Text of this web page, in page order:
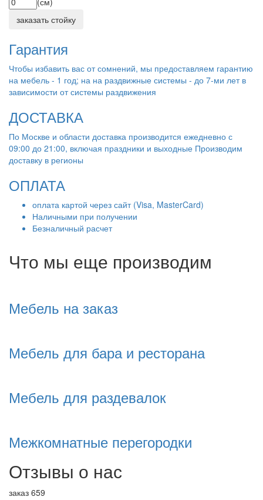
заказать стойку
Гарантия
Чтобы избавить вас от сомнений, мы предоставляем гарантию
на мебель - 1 год; на на раздвижные системы - до 7-ми лет в
зависимости от системы раздвижения
ДОСТАВКА
По Москве и области доставка производится ежедневно с
09:00 до 21:00, включая праздники и выходные Производим
доставку в регионы
ОПЛАТА
оплата картой через сайт (Visa, MasterCard)
Наличными при получении
Безналичный расчет
Что мы еще производим
Мебель на заказ
Мебель для бара и ресторана
Мебель для раздевалок
Межкомнатные перегородки
Отзывы о нас
заказ 659